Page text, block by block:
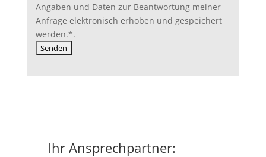
Angaben und Daten zur Beantwortung meiner
Anfrage elektronisch erhoben und gespeichert
werden.*.
Ihr Ansprechpartner: